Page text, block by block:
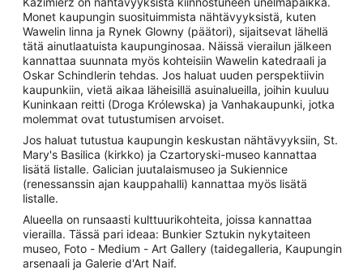
Monet kaupungin suosituimmista nähtävyyksistä, kuten
Wawelin linna ja Rynek Glowny (päätori), sijaitsevat lähellä
tätä ainutlaatuista kaupunginosaa. Näissä vierailun jälkeen
kannattaa suunnata myös kohteisiin Wawelin katedraali ja
Oskar Schindlerin tehdas. Jos haluat uuden perspektiivin
kaupunkiin, vietä aikaa läheisillä asuinalueilla, joihin kuuluu
Kuninkaan reitti (Droga Królewska) ja Vanhakaupunki, jotka
molemmat ovat tutustumisen arvoiset.
Jos haluat tutustua kaupungin keskustan nähtävyyksiin, St.
Mary's Basilica (kirkko) ja Czartoryski-museo kannattaa
lisätä listalle. Galician juutalaismuseo ja Sukiennice
(renessanssin ajan kauppahalli) kannattaa myös lisätä
listalle.
Alueella on runsaasti kulttuurikohteita, joissa kannattaa
vierailla. Tässä pari ideaa: Bunkier Sztukin nykytaiteen
museo, Foto - Medium - Art Gallery (taidegalleria, Kaupungin
arsenaali ja Galerie d'Art Naif.